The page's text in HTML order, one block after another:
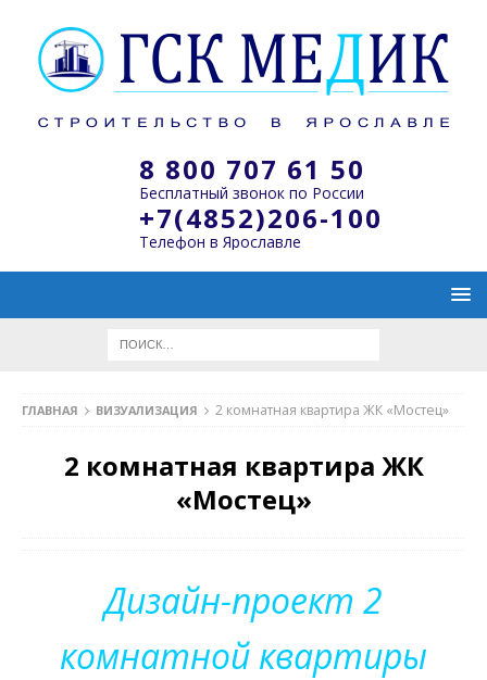
8 800 707 61 50
Бесплатный звонок по России
+7(4852)206-100
Телефон в Ярославле
ГЛАВНАЯ ВИЗУАЛИЗАЦИЯ 2 комнатная квартира ЖК «Мостец»
2 комнатная квартира ЖК
«Мостец»
Дизайн-проект 2
комнатной квартиры